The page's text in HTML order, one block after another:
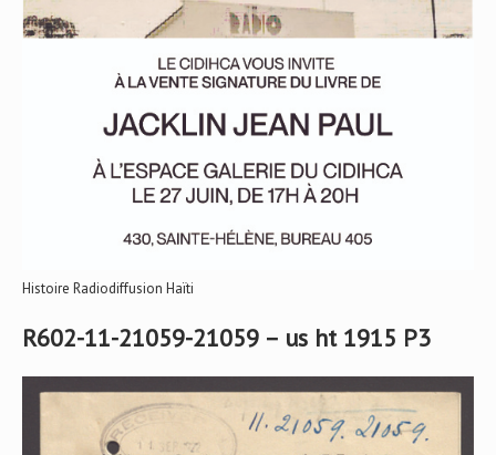
Histoire Radiodiffusion Haïti
R602-11-21059-21059 – us ht 1915 P3